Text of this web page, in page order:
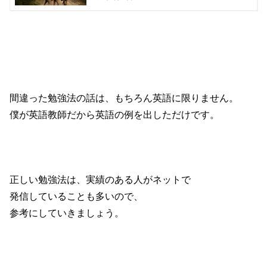
間違った勉強法の話は、もちろん英語に限りません。
僕が英語教師だから英語の例を出しただけです。
正しい勉強法は、実績のある人がネットで
発信していることも多いので、
参考にしていきましょう。